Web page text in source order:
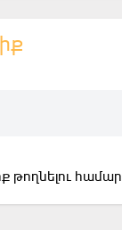
թողնելու համար